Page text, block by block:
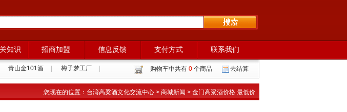
知识 招商加盟 信息反馈 支付方式 联系我们
购物车中共有 0 个商品 去结算
青山金101酒 梅子梦工厂
您现在的位置： 台湾高粱酒文化交流中心 > 商城新闻 > 金门高粱酒价格 最低价